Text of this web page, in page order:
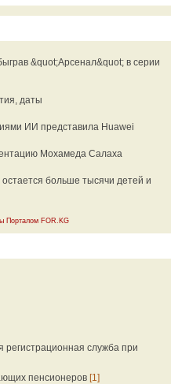
&quot;Арсенал&quot; в серии
даты
ИИ представила Huawei
Мохамеда Салаха
больше тысячи детей и
Порталом FOR.KG
регистрационная служба при
пенсионеров [1]